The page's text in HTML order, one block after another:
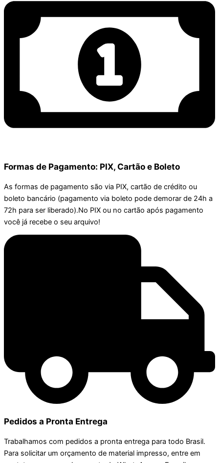
Formas de Pagamento: PIX, Cartão e Boleto
As formas de pagamento são via PIX, cartão de crédito ou
boleto bancário (pagamento via boleto pode demorar de 24h a
72h para ser liberado).No PIX ou no cartão após pagamento
você já recebe o seu arquivo!
Pedidos a Pronta Entrega
Trabalhamos com pedidos a pronta entrega para todo Brasil.
Para solicitar um orçamento de material impresso, entre em